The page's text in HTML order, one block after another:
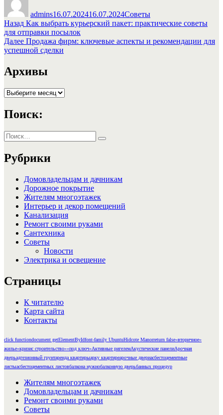
admins16.07.202416.07.2024Советы
Навигация
по
записям
Назад Предыдущая
запись:
Как выбрать курьерский пакет: практические советы
для отправки посылок
Далее Следующая
запись:
Продажа фирм: ключевые аспекты и рекомендации для
успешной сделки
Архивы
Архивы
Поиск:
Искать:
Поиск
Рубрики
Домовладельцам и дачникам
Дорожное покрытие
Жителям многоэтажек
Интерьер и декор помещений
Канализация
Ремонт своими руками
Сантехника
Советы
Новости
Электрика и освещение
Страницы
К читателю
Карта сайта
Контакты
click functiondocument getElementByIdfont-family UbuntuHidcote Manorreturn false«вторичное»
жилье«кризис строительство»«под ключ»Активные ригелемАкустические панелиАрочная
дверьадгезионный грунтаренда квартирыарку квартиреарочные двериасбестоцементные
листыасбестоцементных листовбалкона нужнобалконную дверьбанных процедур
Жителям многоэтажек
Домовладельцам и дачникам
Ремонт своими руками
Советы